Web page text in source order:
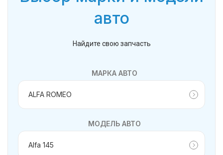
авто
Найдите свою запчасть
МАРКА АВТО
МОДЕЛЬ АВТО